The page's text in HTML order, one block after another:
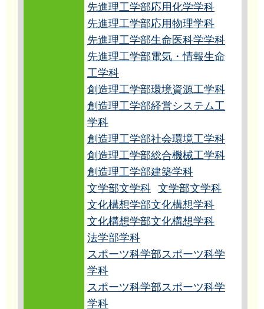
先進理工学部応用化学学科
先進理工学部応用物理学科
先進理工学部生命医科学学科
先進理工学部電気・情報生命
工学科
創造理工学部環境資源工学科
創造理工学部経営システム工
学科
創造理工学部社会環境工学科
創造理工学部総合機械工学科
創造理工学部建築学科
文学部文学科 文学部文学科
文化構想学部文化構想学科
文化構想学部文化構想学科
法学部学科
スポーツ科学部スポーツ科学
学科
スポーツ科学部スポーツ科学
学科